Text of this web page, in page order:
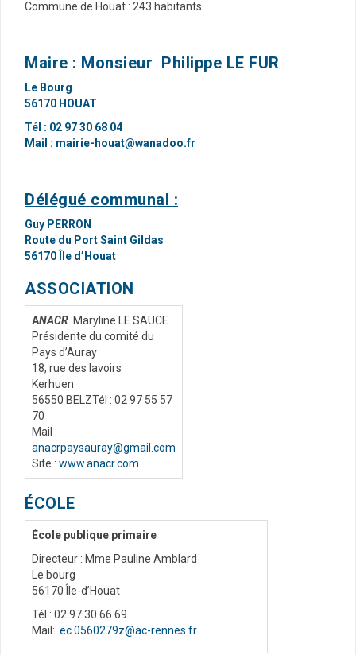
Commune de Houat : 243 habitants
Maire : Monsieur Philippe LE FUR
Le Bourg
56170 HOUAT
Tél : 02 97 30 68 04
Mail : mairie-houat@wanadoo.fr
Délégué communal :
Guy PERRON
Route du Port Saint Gildas
56170 Île d’Houat
ASSOCIATION
ANACR Maryline LE SAUCE
Présidente du comité du
Pays d’Auray
18, rue des lavoirs
Kerhuen
56550 BELZTél : 02 97 55 57
70
Mail :
anacrpaysauray@gmail.com
Site : www.anacr.com
ÉCOLE
École publique primaire
Directeur : Mme Pauline Amblard
Le bourg
56170 Île-d’Houat
Tél : 02 97 30 66 69
Mail: ec.0560279z@ac-rennes.fr